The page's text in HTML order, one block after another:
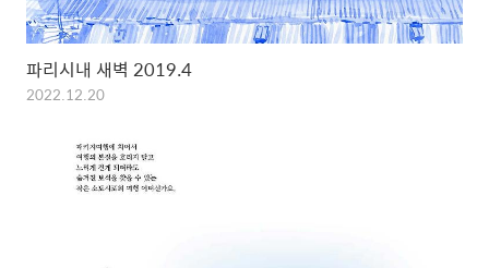
파리시내 새벽 2019.4
2022.12.20